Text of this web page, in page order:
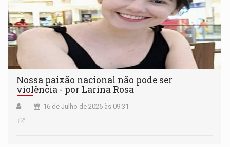
Nossa paixão nacional não pode ser
violência - por Larina Rosa
16 de Julho de 2026 às 09:31